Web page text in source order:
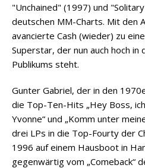
"Unchained" (1997) und
deutschen MM-Charts. Mit den
avancierte Cash (wieder) zu
Superstar, der nun auch hoch in
Publikums steht.
Gunter Gabriel, der in den
die Top-Ten-Hits „Hey Boss,
Yvonne“ und „Komm unter
drei LPs in die Top-Fourty der
1996 auf einem Hausboot in
gegenwärtig vom „Comeback“